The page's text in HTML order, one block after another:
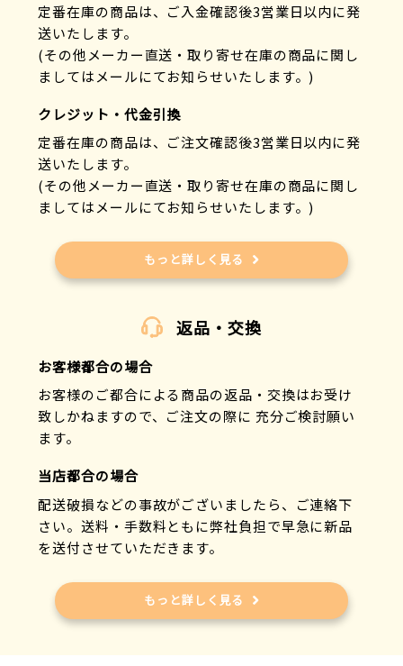
定番在庫の商品は、ご入金確認後3営業日以内に発
送いたします。
(その他メーカー直送・取り寄せ在庫の商品に関し
ましてはメールにてお知らせいたします。)
クレジット・代金引換
定番在庫の商品は、ご注文確認後3営業日以内に発
送いたします。
(その他メーカー直送・取り寄せ在庫の商品に関し
ましてはメールにてお知らせいたします。)
もっと詳しく見る
返品・交換
お客様都合の場合
お客様のご都合による商品の返品・交換はお受け
致しかねますので、ご注文の際に 充分ご検討願い
ます。
当店都合の場合
配送破損などの事故がございましたら、ご連絡下
さい。送料・手数料ともに弊社負担で早急に新品
を送付させていただきます。
もっと詳しく見る